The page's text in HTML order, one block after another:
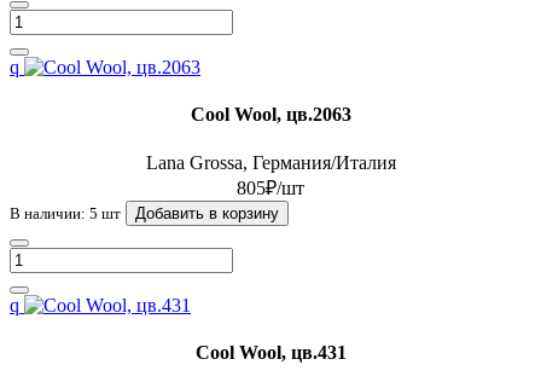
q
Cool Wool, цв.2063
Lana Grossa, Германия/Италия
805₽/шт
В наличии: 5 шт Добавить в корзину
q
Cool Wool, цв.431